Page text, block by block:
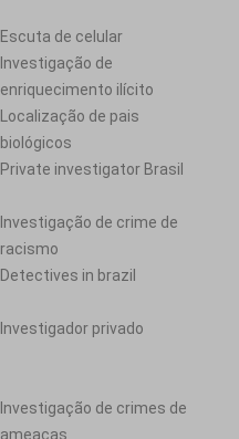
Escuta de celular
Investigação de
enriquecimento ilícito
Localização de pais
biológicos
Private investigator Brasil
Investigação de crime de
racismo
Detectives in brazil
Investigador privado
Investigação de crimes de
ameaças